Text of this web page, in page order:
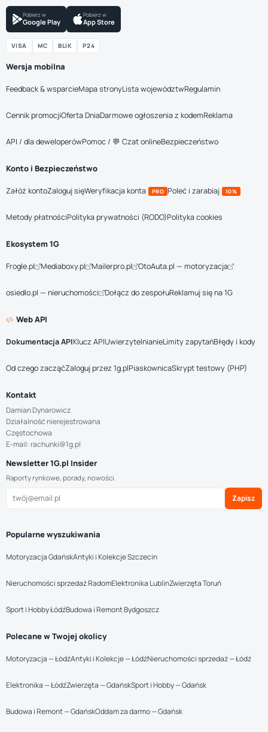
Pobierz w
Google Play
Pobierz w
App Store
VISA MC BLIK P24
Wersja mobilna
Feedback & wsparcieMapa stronyLista województwRegulamin
Cennik promocjiOferta DniaDarmowe ogłoszenia z kodemReklama
API / dla deweloperówPomoc / 💬 Czat onlineBezpieczeństwo
Konto i Bezpieczeństwo
Załóż kontoZaloguj sięWeryfikacja konta PRO Poleć i zarabiaj 10%
Metody płatnościPolityka prywatności (RODO)Polityka cookies
Ekosystem 1G
Frogle.pl Mediaboxy.pl Mailerpro.pl OtoAuta.pl — motoryzacja
osiedlo.pl — nieruchomości Dołącz do zespołuReklamuj się na 1G
Web API
Dokumentacja APIKlucz APIUwierzytelnianieLimity zapytańBłędy i kody
Od czego zacząćZaloguj przez 1g.plPiaskownicaSkrypt testowy (PHP)
Kontakt
Damian Dynarowicz
Działalność nierejestrowana
Częstochowa
E-mail: rachunki@1g.pl
Newsletter 1G.pl Insider
Raporty rynkowe, porady, nowości.
Zapisz
Popularne wyszukiwania
Motoryzacja GdańskAntyki i Kolekcje Szczecin
Nieruchomości sprzedaż RadomElektronika LublinZwierzęta Toruń
Sport i Hobby ŁódźBudowa i Remont Bydgoszcz
Polecane w Twojej okolicy
Motoryzacja — ŁódźAntyki i Kolekcje — ŁódźNieruchomości sprzedaż — Łódź
Elektronika — ŁódźZwierzęta — GdańskSport i Hobby — Gdańsk
Budowa i Remont — GdańskOddam za darmo — Gdańsk